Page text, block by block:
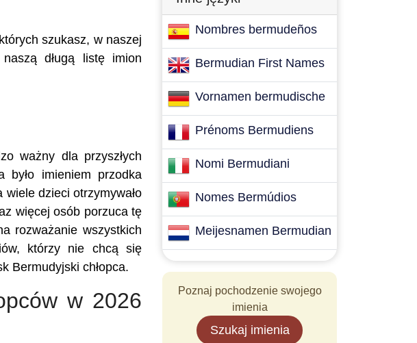
szukasz, w naszej
długą listę imion
ważny dla przyszłych
było imieniem przodka
dzieci otrzymywało
więcej osób porzuca tę
rozważanie wszystkich
którzy nie chcą się
Bermudyjski chłopca.
w 2026
Nombres bermudeños
Bermudian First Names
Vornamen bermudische
Prénoms Bermudiens
Nomi Bermudiani
Nomes Bermúdios
Meijesnamen Bermudian
Poznaj pochodzenie swojego
imienia
Szukaj imienia